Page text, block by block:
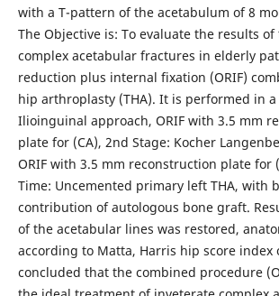
with a T-pattern of the acetabulum of 8
The Objective is: To evaluate the results
complex acetabular fractures in elderly
reduction plus internal fixation (ORIF)
hip arthroplasty (THA). It is performed in a
Ilioinguinal approach, ORIF with 3.5 mm
plate for (CA), 2nd Stage: Kocher
ORIF with 3.5 mm reconstruction plate for
Time: Uncemented primary left THA, with
contribution of autologous bone graft.
of the acetabular lines was restored,
according to Matta, Harris hip score index
concluded that the combined procedure